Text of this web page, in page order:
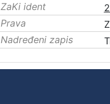
ZaKi ident
Prava
Nadređeni zapis